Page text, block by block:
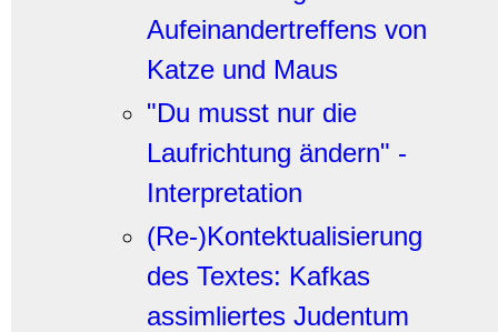
Aufeinandertreffens von
Katze und Maus
"Du musst nur die
Laufrichtung ändern" -
Interpretation
(Re-)Kontektualisierung
des Textes: Kafkas
assimliertes Judentum